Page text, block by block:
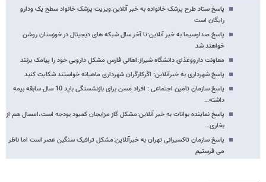
پاسخ ستاد طرح پزشک خانواده به خبر آنلاین:ویزیت پزشک خانواد سطح یک ودارو
رایگان است
پاسخ صداوسیما به خبر آنلاین:تا آخر سال شبکه های دیجیتال در خوزستان روشن
خواهند شد
معاونت دارووغذای دانشگاه شیراز:اهالی فارس مشکل دارویی خود را پیامک بزنند
پاسخ شهرداری به خبرآنلاین: اگرکارگران شهرداری ماهیانه خواستند شکایت کنید
پاسخ سازمان تامین اجتماعی : افراد مسن برای بازنشستگی باید 10 سال سابقه بیمه
داشته…
پاسخ نماینده بوانات به خبر آنلاین:مشکل گاز مزایجان کمبود بودجه است،امسال هم از
بخاری…
پاسخ سازمان تاکسیرانی تهران به خبرآنلاین:مشکل ترافیک سنگین عصر است اما ناظر
می فرستیم